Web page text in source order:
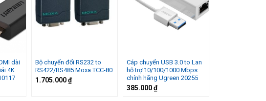
dài
4K
Bộ chuyển đổi RS232 to
RS422/RS485 Moxa TCC-80
1.705.000₫
Cáp chuyển USB 3.0 to Lan
hỗ trợ 10/100/1000 Mbps
chính hãng Ugreen 20255
385.000₫